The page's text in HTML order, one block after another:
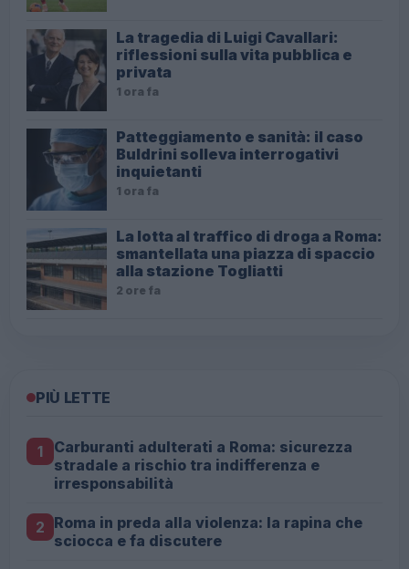
La tragedia di Luigi Cavallari:
riflessioni sulla vita pubblica e
privata
1 ora fa
Patteggiamento e sanità: il caso
Buldrini solleva interrogativi
inquietanti
1 ora fa
La lotta al traffico di droga a Roma:
smantellata una piazza di spaccio
alla stazione Togliatti
2 ore fa
PIÙ LETTE
1
Carburanti adulterati a Roma: sicurezza
stradale a rischio tra indifferenza e
irresponsabilità
2 Roma in preda alla violenza: la rapina che
sciocca e fa discutere